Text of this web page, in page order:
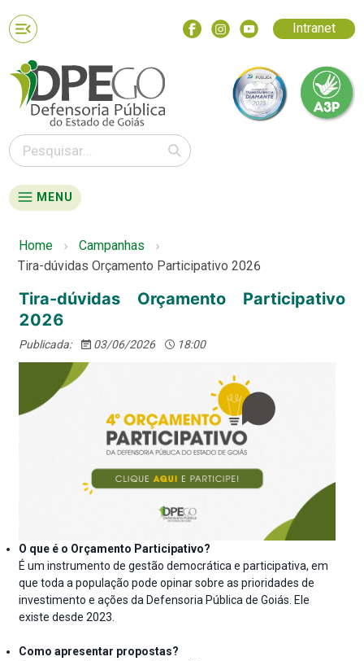
Intranet
MENU
Home
Campanhas
Tira-dúvidas Orçamento Participativo 2026
Tira-dúvidas Orçamento Participativo
2026
Publicada: 03/06/2026 18:00
O que é o Orçamento Participativo?
É um instrumento de gestão democrática e participativa, em
que toda a população pode opinar sobre as prioridades de
investimento e ações da Defensoria Pública de Goiás. Ele
existe desde 2023.
Como apresentar propostas?